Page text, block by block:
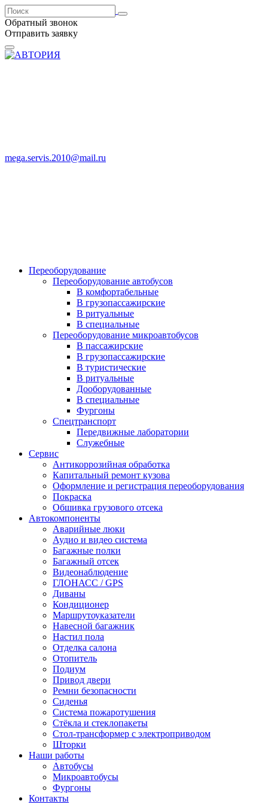
Обратный звонок
Отправить заявку
mega.servis.2010@mail.ru
Переоборудование
Переоборудование автобусов
В комфортабельные
В грузопассажирские
В ритуальные
В специальные
Переоборудование микроавтобусов
В пассажирские
В грузопассажирские
В туристические
В ритуальные
Дооборудованные
В специальные
Фургоны
Спецтранспорт
Передвижные лаборатории
Служебные
Сервис
Антикоррозийная обработка
Капитальный ремонт кузова
Оформление и регистрация переоборудования
Покраска
Обшивка грузового отсека
Автокомпоненты
Аварийные люки
Аудио и видео система
Багажные полки
Багажный отсек
Видеонаблюдение
ГЛОНАСС / GPS
Диваны
Кондиционер
Маршрутоуказатели
Навесной багажник
Настил пола
Отделка салона
Отопитель
Подиум
Привод двери
Ремни безопасности
Сиденья
Система пожаротушения
Стёкла и стеклопакеты
Стол-трансформер с электроприводом
Шторки
Наши работы
Автобусы
Микроавтобусы
Фургоны
Контакты